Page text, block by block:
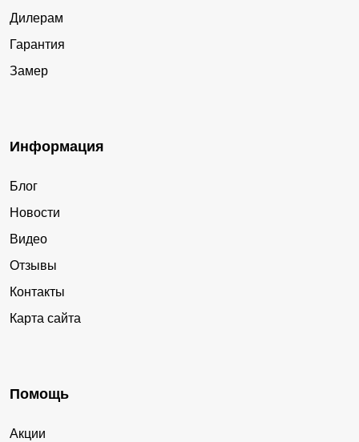
Дилерам
Гарантия
Замер
Информация
Блог
Новости
Видео
Отзывы
Контакты
Карта сайта
Помощь
Акции